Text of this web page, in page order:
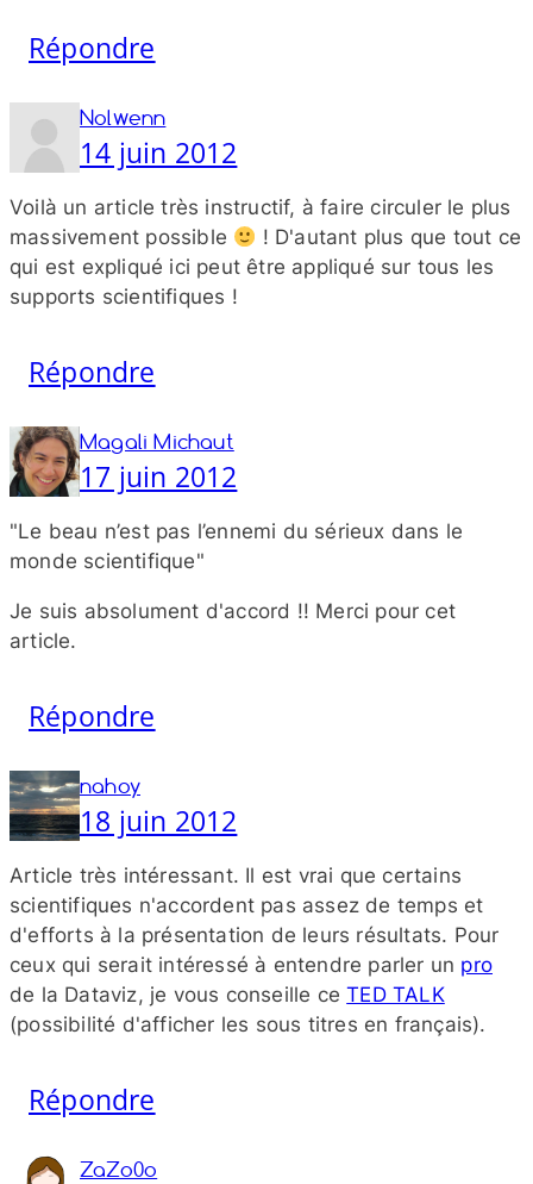
Répondre
Nolwenn
14 juin 2012
Voilà un article très instructif, à faire circuler le plus
massivement possible
! D'autant plus que tout ce
qui est expliqué ici peut être appliqué sur tous les
supports scientifiques !
Répondre
Magali Michaut
17 juin 2012
"Le beau n’est pas l’ennemi du sérieux dans le
monde scientifique"
Je suis absolument d'accord !! Merci pour cet
article.
Répondre
nahoy
18 juin 2012
Article très intéressant. Il est vrai que certains
scientifiques n'accordent pas assez de temps et
d'efforts à la présentation de leurs résultats. Pour
ceux qui serait intéressé à entendre parler un pro
de la Dataviz, je vous conseille ceTED TALK
(possibilité d'afficher les sous titres en français).
Répondre
ZaZo0o